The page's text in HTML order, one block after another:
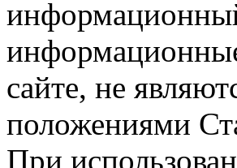
сайте, не
положениями
При